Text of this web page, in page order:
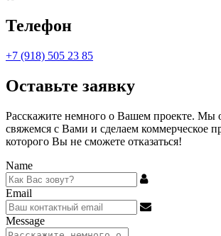
Телефон
+7 (918) 505 23 85
Оставьте заявку
Расскажите немного о Вашем проекте. Мы
свяжемся с Вами и сделаем коммерческое
которого Вы не сможете отказаться!
Name
Email
Message